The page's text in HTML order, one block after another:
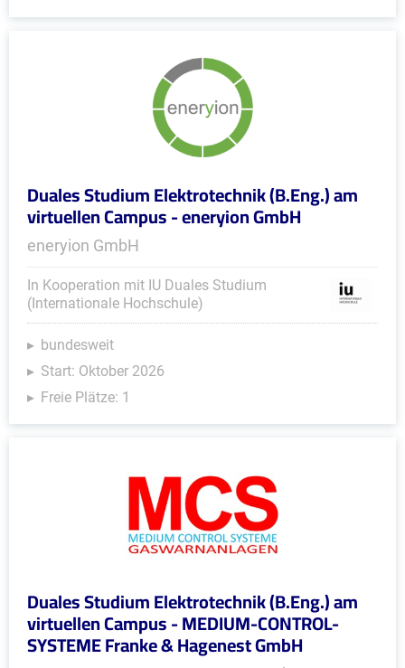
Duales Studium Elektrotechnik (B.Eng.) am
virtuellen Campus - eneryion GmbH
eneryion GmbH
In Kooperation mit IU Duales Studium
(Internationale Hochschule)
bundesweit
Start: Oktober 2026
Freie Plätze: 1
Duales Studium Elektrotechnik (B.Eng.) am
virtuellen Campus - MEDIUM-CONTROL-
SYSTEME Franke & Hagenest GmbH